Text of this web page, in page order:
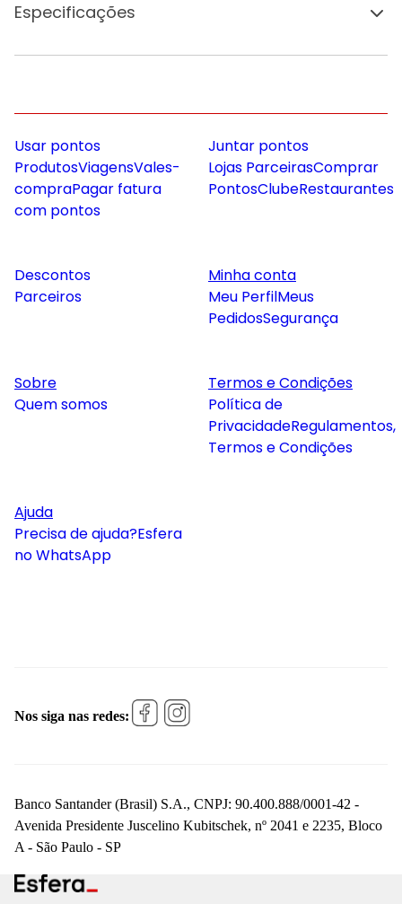
Especificações
Usar pontos
ProdutosViagensVales-
compraPagar fatura
com pontos
Juntar pontos
Lojas ParceirasComprar
PontosClubeRestaurantes
Descontos
Parceiros
Minha conta
Meu PerfilMeus
PedidosSegurança
Sobre
Quem somos
Termos e Condições
Política de
PrivacidadeRegulamentos,
Termos e Condições
Ajuda
Precisa de ajuda?Esfera
no WhatsApp
Nos siga nas redes:
Banco Santander (Brasil) S.A., CNPJ: 90.400.888/0001-42 -
Avenida Presidente Juscelino Kubitschek, nº 2041 e 2235, Bloco
A - São Paulo - SP